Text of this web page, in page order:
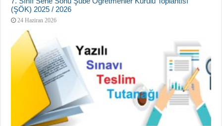
(ŞÖK) 2025 / 2026
24 Haziran 2026